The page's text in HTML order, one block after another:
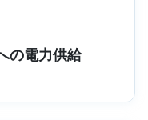
の電力供給